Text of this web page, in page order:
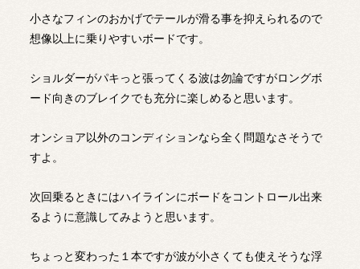
小さなフィンのおかげでテールが滑る事を抑えられるので
想像以上に乗りやすいボードです。
ショルダーがパキっと張ってくる波は勿論ですがロングボ
ード向きのブレイクでも充分に楽しめると思います。
オンショア以外のコンディションなら全く問題なさそうで
すよ。
次回乗るときにはハイラインにボードをコントロール出来
るように意識してみようと思います。
ちょっと変わった１本ですが波が小さくても使えそうな浮